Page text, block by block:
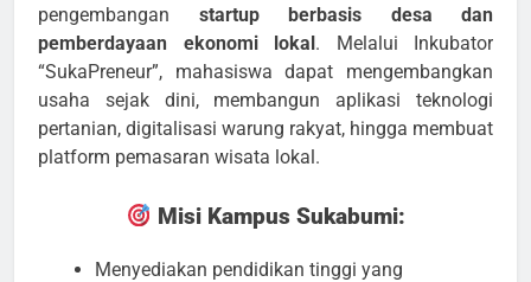
pengembangan startup berbasis desa dan
pemberdayaan ekonomi lokal . Melalui Inkubator
“SukaPreneur”, mahasiswa dapat mengembangkan
usaha sejak dini, membangun aplikasi teknologi
pertanian, digitalisasi warung rakyat, hingga membuat
platform pemasaran wisata lokal.
Misi Kampus Sukabumi:
Menyediakan pendidikan tinggi yang